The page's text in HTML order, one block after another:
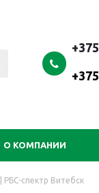
О КОМПАНИИ
РБС-спектр Витебск